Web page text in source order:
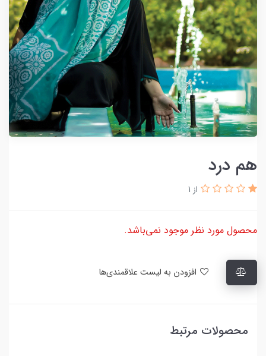
هم درد
از 1
محصول مورد نظر موجود نمی‌باشد.
محصولات مرتبط